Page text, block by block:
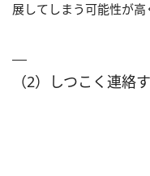
展してしまう可能性が高
（2）しつこく連絡